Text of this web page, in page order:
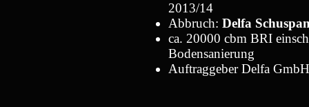
2013/14
Abbruch: Delfa
ca. 20000 cbm BRI
Bodensanierung
Auftraggeber Delfa